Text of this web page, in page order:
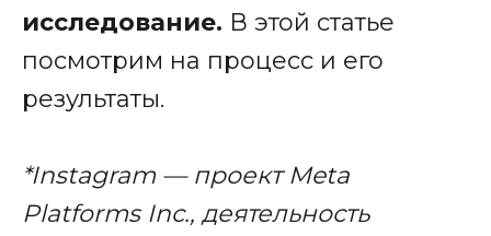
исследование. В этой статье
посмотрим на процесс и его
результаты.
*Instagram — проект Meta
Platforms Inc., деятельность